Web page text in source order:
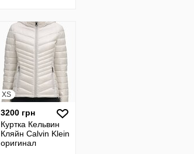
XS
3200 грн
Куртка Кельвин
Кляйн Calvin Klein
оригинал